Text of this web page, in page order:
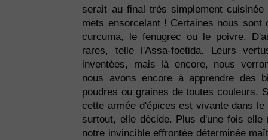
serait au final très simplement cuisinée
mets ensorcelant ! Certaines nous sont
curcuma, le fenugrec ou le poivre.
rares, telle l'Assa-foetida. Leurs
inventées, mais là encore, nous
nous avons encore à apprendre des
poudres ou graines de toutes couleurs.
cette armée d'épices est vivante dans
surtout, elle décide. Plus d'une fois
notre invincible effrontée déterminée